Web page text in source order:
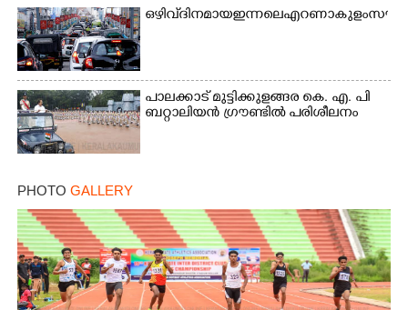
വി.ഡി. സതീശൻ. മന്ത്രി അനൂപ്
ജേക്കബ് സമീപം
ഒഴിവ് ദിനമായ ഇന്നലെ എറണാകുളം
പാലക്കാട് മുട്ടിക്കുളങ്ങര കെ. എ. പി
ബറ്റാലിയൻ ഗ്രൗണ്ടിൽ പരിശീലനം
PHOTO GALLERY